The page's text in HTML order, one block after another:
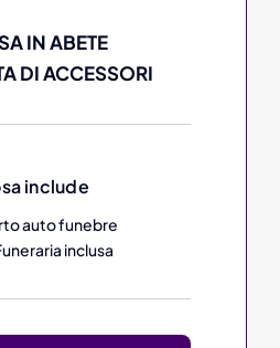
IN ABETE
DI ACCESSORI
include
auto funebre
inclusa